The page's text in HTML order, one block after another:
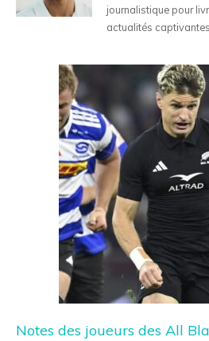
journalistique pour
actualités
Notes des joueurs des All